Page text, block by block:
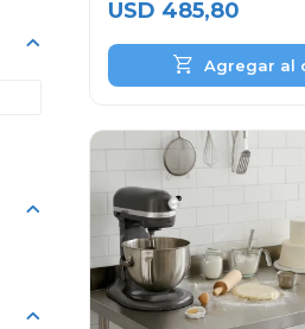
USD 485,80